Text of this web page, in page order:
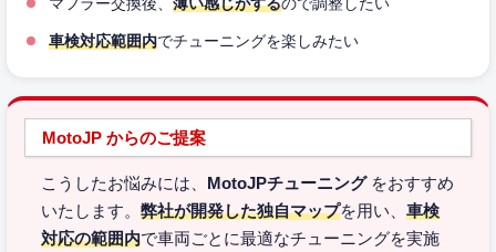
車検対応範囲内でチューニングを楽しみたい
MotoJP からのご提案
こうしたお悩みには、 MotoJPチューニングをおすすめ
いたします。 弊社が開発した独自マップを用い、 車検
対応の範囲内で車両ごとに最適なチューニングを実施